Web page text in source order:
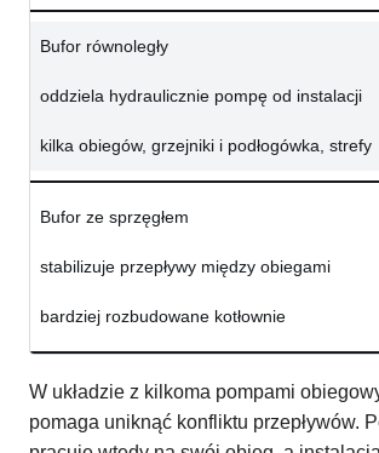
Bufor równoległy
oddziela hydraulicznie pompę od instalacji
kilka obiegów, grzejniki i podłogówka, strefy
Bufor ze sprzęgłem
stabilizuje przepływy między obiegami
bardziej rozbudowane kotłownie
W układzie z kilkoma pompami
pomaga uniknąć konfliktu przepływów.